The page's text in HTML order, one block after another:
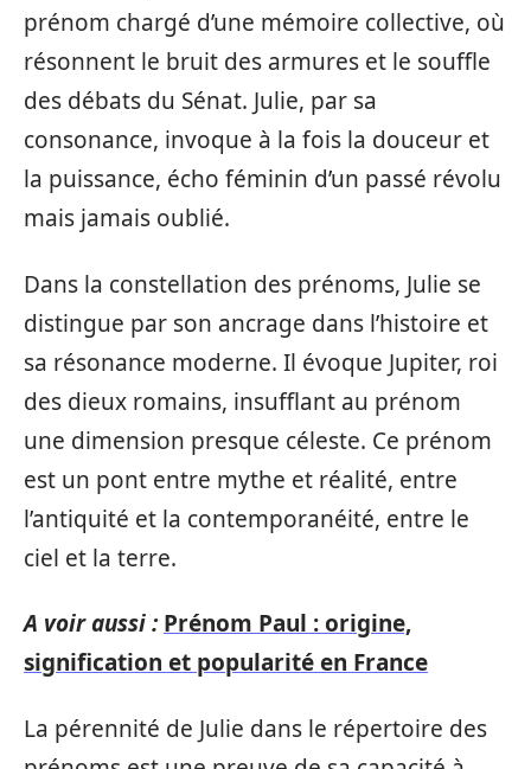
prénom chargé d’une mémoire collective, où
résonnent le bruit des armures et le souffle
des débats du Sénat. Julie, par sa
consonance, invoque à la fois la douceur et
la puissance, écho féminin d’un passé révolu
mais jamais oublié.
Dans la constellation des prénoms, Julie se
distingue par son ancrage dans l’histoire et
sa résonance moderne. Il évoque Jupiter, roi
des dieux romains, insufflant au prénom
une dimension presque céleste. Ce prénom
est un pont entre mythe et réalité, entre
l’antiquité et la contemporanéité, entre le
ciel et la terre.
A voir aussi : Prénom Paul : origine,
signification et popularité en France
La pérennité de Julie dans le répertoire des